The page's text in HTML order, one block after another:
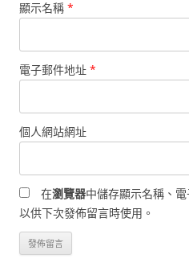
顯示名稱 *
電子郵件地址 *
個人網站網址
在瀏覽器中儲存顯示名稱、
以供下次發佈留言時使用。